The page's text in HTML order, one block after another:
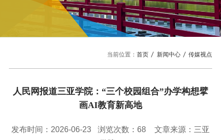
学校机构
校园风景
艺术创意与数字设计学院
文学院
旅游与大健康学院
信息与智能工程学院
传媒视点
USY媒体
USY印象
三亚学院公共外交研究中心
招生信息
就业服务
图书馆
教务管理系统 办公OA系统
人才招聘
信息公开
访客
English
当前位置：首页 新闻中心 传媒视点
人民网报道三亚学院：“三个校园组合”办学构想擘
画AI教育新高地
发布时间：2026-06-23 浏览次数： 68
文章来源：三亚